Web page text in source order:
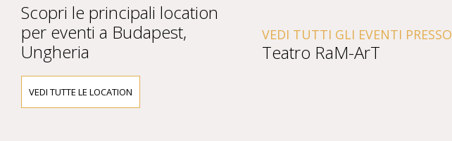
Scopri le principali location
per eventi a Budapest,
Ungheria
VEDI TUTTE LE LOCATION
VEDI TUTTI GLI EVENTI PRESSO
Teatro RaM-ArT